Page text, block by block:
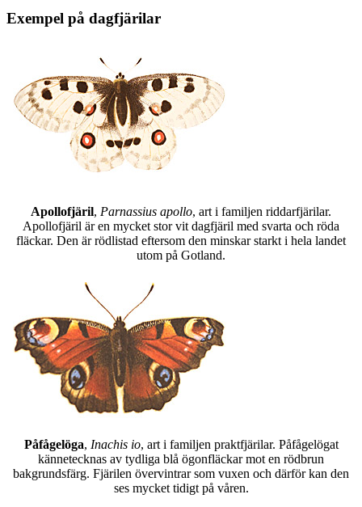
Exempel på dagfjärilar
Apollofjäril, Parnassius apollo, art i familjen riddarfjärilar.
Apollofjäril är en mycket stor vit dagfjäril med svarta och röda
fläckar. Den är rödlistad eftersom den minskar starkt i hela landet
utom på Gotland.
Påfågelöga, Inachis io, art i familjen praktfjärilar. Påfågelögat
kännetecknas av tydliga blå ögonfläckar mot en rödbrun
bakgrundsfärg. Fjärilen övervintrar som vuxen och därför kan den
ses mycket tidigt på våren.